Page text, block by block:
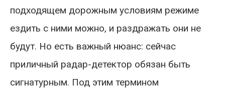
подходящем дорожным условиям режиме
ездить с ними можно, и раздражать они не
будут. Но есть важный нюанс: сейчас
приличный радар-детектор обязан быть
сигнатурным. Под этим термином